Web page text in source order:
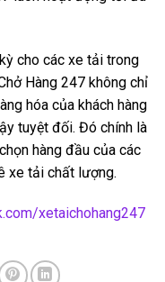
cho các xe tải trong
Hàng 247 không chỉ
hóa của khách hàng
tuyệt đối. Đó chính là
hàng đầu của các
xe tải chất lượng.
xetaichohang247